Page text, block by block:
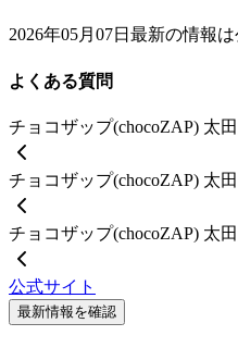
2026年05月07日 最新の情報
よくある質問
チョコザップ(chocoZAP) 太
チョコザップ(chocoZAP) 太
チョコザップ(chocoZAP) 太
公式サイト
最新情報を確認